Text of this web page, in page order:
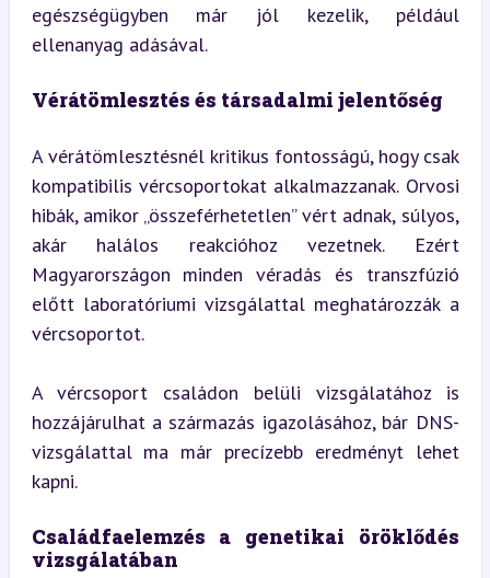
egészségügyben már jól kezelik, például
ellenanyag adásával.
Vérátömlesztés és társadalmi jelentőség
A vérátömlesztésnél kritikus fontosságú, hogy csak
kompatibilis vércsoportokat alkalmazzanak. Orvosi
hibák, amikor „összeférhetetlen” vért adnak, súlyos,
akár halálos reakcióhoz vezetnek. Ezért
Magyarországon minden véradás és transzfúzió
előtt laboratóriumi vizsgálattal meghatározzák a
vércsoportot.
A vércsoport családon belüli vizsgálatához is
hozzájárulhat a származás igazolásához, bár DNS-
vizsgálattal ma már precízebb eredményt lehet
kapni.
Családfaelemzés a genetikai öröklődés
vizsgálatában